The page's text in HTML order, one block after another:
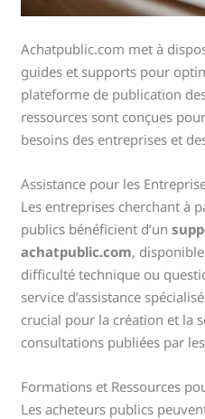
Achatpublic.com met à
guides et supports pour
plateforme de publication
ressources sont conçues
besoins des entreprises et
Assistance pour les
Les entreprises cherchant à
publics bénéficient d’un
achatpublic.com,
difficulté technique ou
service d’assistance
crucial pour la création et la
consultations publiées par
Formations et Ressources
Les acheteurs publics